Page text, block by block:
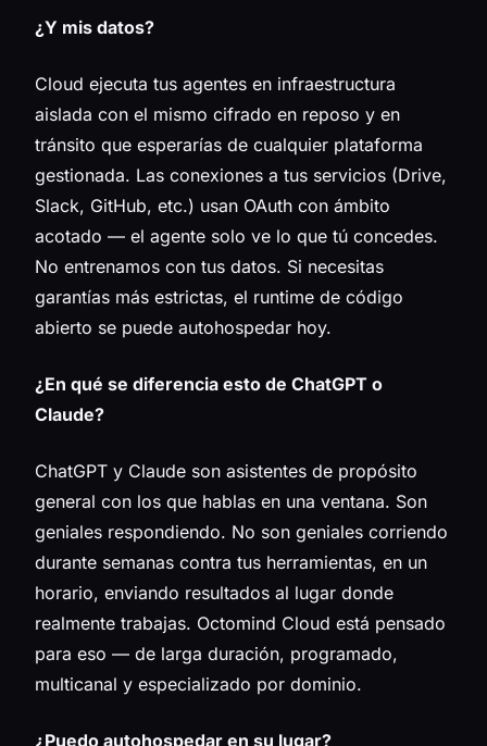
¿Y mis datos?
Cloud ejecuta tus agentes en infraestructura
aislada con el mismo cifrado en reposo y en
tránsito que esperarías de cualquier plataforma
gestionada. Las conexiones a tus servicios (Drive,
Slack, GitHub, etc.) usan OAuth con ámbito
acotado — el agente solo ve lo que tú concedes.
No entrenamos con tus datos. Si necesitas
garantías más estrictas, el runtime de código
abierto se puede autohospedar hoy.
¿En qué se diferencia esto de ChatGPT o
Claude?
ChatGPT y Claude son asistentes de propósito
general con los que hablas en una ventana. Son
geniales respondiendo. No son geniales corriendo
durante semanas contra tus herramientas, en un
horario, enviando resultados al lugar donde
realmente trabajas. Octomind Cloud está pensado
para eso — de larga duración, programado,
multicanal y especializado por dominio.
¿Puedo autohospedar en su lugar?